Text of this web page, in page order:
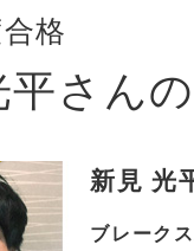
格
平さん
新見 光
ブレーク